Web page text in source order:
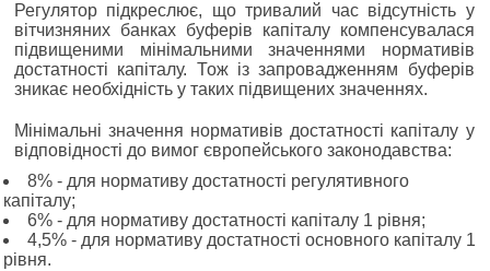
Регулятор підкреслює, що тривалий час відсутність у
вітчизняних банках буферів капіталу компенсувалася
підвищеними мінімальними значеннями нормативів
достатності капіталу. Тож із запровадженням буферів
зникає необхідність у таких підвищених значеннях.
Мінімальні значення нормативів достатності капіталу у
відповідності до вимог європейського законодавства:
8% - для нормативу достатності регулятивного
капіталу;
6% - для нормативу достатності капіталу 1 рівня;
4,5% - для нормативу достатності основного капіталу 1
рівня.